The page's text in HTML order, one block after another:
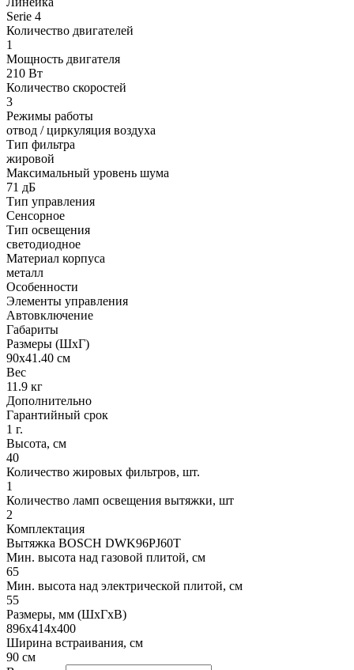
Serie 4
Количество двигателей
1
Мощность двигателя
210 Вт
Количество скоростей
3
Режимы работы
отвод / циркуляция воздуха
Тип фильтра
жировой
Максимальный уровень шума
71 дБ
Тип управления
Сенсорное
Тип освещения
светодиодное
Материал корпуса
металл
Особенности
Элементы управления
Автовключение
Габариты
Размеры (ШхГ)
90х41.40 см
Вес
11.9 кг
Дополнительно
Гарантийный срок
1 г.
Высота, см
40
Количество жировых фильтров, шт.
1
Количество ламп освещения вытяжки, шт
2
Комплектация
Вытяжка BOSCH DWK96PJ60T
Мин. высота над газовой плитой, см
65
Мин. высота над электрической плитой, см
55
Размеры, мм (ШхГхВ)
896x414x400
Ширина встраивания, см
90 см